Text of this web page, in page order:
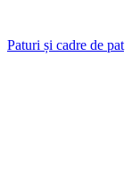
Paturi și cadre de pat